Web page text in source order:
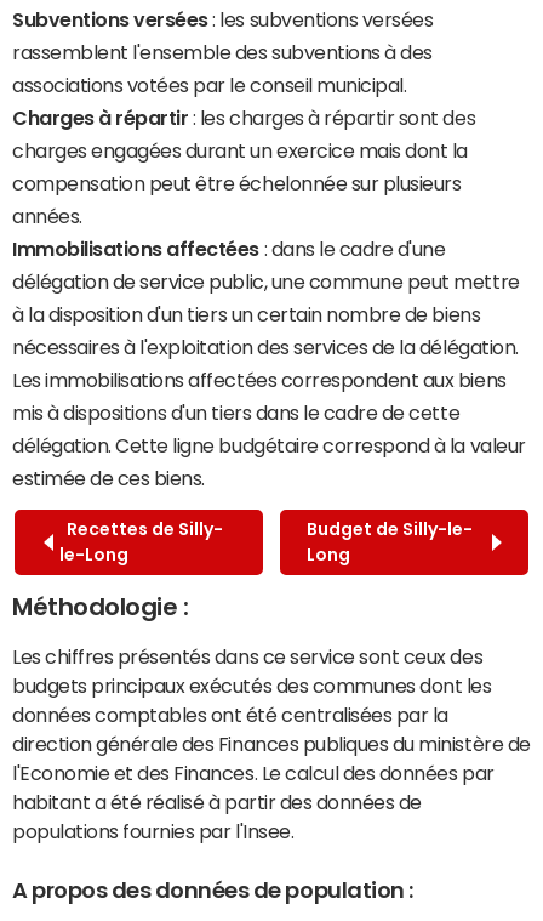
Subventions versées: les subventions versées
rassemblent l'ensemble des subventions à des
associations votées par le conseil municipal.
Charges à répartir : les charges à répartir sont des
charges engagées durant un exercice mais dont la
compensation peut être échelonnée sur plusieurs
années.
Immobilisations affectées : dans le cadre d'une
délégation de service public, une commune peut mettre
à la disposition d'un tiers un certain nombre de biens
nécessaires à l'exploitation des services de la délégation.
Les immobilisations affectées correspondent aux biens
mis à dispositions d'un tiers dans le cadre de cette
délégation. Cette ligne budgétaire correspond à la valeur
estimée de ces biens.
Recettes de Silly-
le-Long
Budget de Silly-le-
Long
Méthodologie :
Les chiffres présentés dans ce service sont ceux des
budgets principaux exécutés des communes dont les
données comptables ont été centralisées par la
direction générale des Finances publiques du ministère de
l'Economie et des Finances. Le calcul des données par
habitant a été réalisé à partir des données de
populations fournies par l'Insee.
A propos des données de population :